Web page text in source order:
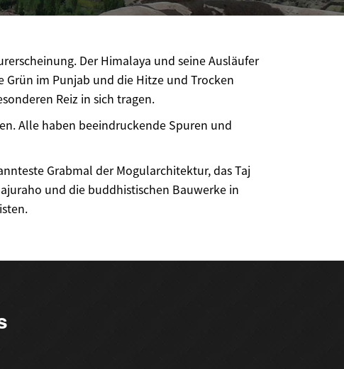
Der Himalaya und seine Ausläufer
Grün im Punjab und die Hitze und Trocken
Reiz in sich tragen.
Alle haben beeindruckende Spuren und
Grabmal der Mogularchitektur, das Taj
und die buddhistischen Bauwerke in